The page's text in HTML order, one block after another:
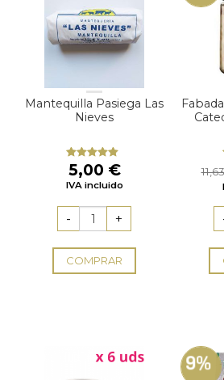
Mantequilla Pasiega Las
Nieves
Valorado
con4.94
de 5
5,00 €
IVA incluido
COMPRAR
9%